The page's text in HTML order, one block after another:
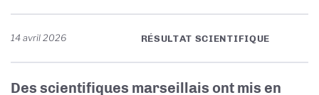
14 avril 2026 RÉSULTAT SCIENTIFIQUE
Des scientifiques marseillais ont mis en